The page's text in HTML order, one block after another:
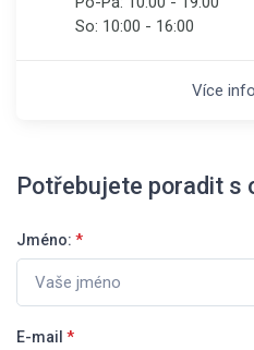
So: 10:00 - 16:00
Více
Potřebujete poradit s
Jméno: *
E-mail *